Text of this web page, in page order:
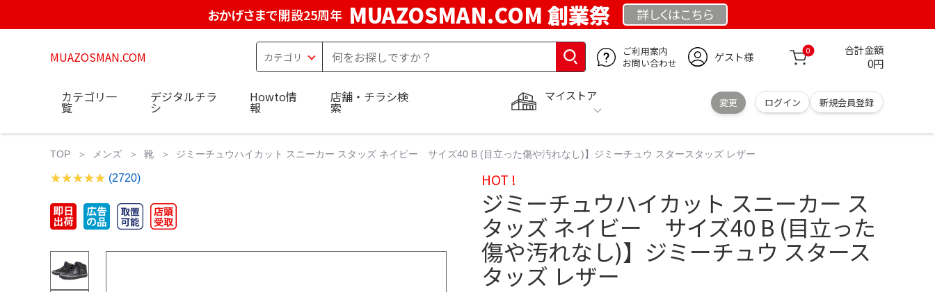
おかげさまで開設25周年 MUAZOSMAN.COM 創業祭 詳しくはこちら
MUAZOSMAN.COM
ご利用案内
お問い合わせ
ゲスト様 0 合計金額
0円
マイストア
変更 ログイン 新規会員登録
カテゴリ一
覧
デジタルチラ
シ
Howto情
報
店舗・チラシ検
索
TOP メンズ 靴 ジミーチュウハイカット スニーカー スタッズ ネイビー サイズ40 B (目立った傷や汚れなし)】ジミーチュウ スタースタッズ レザー
(2720) HOT !
ジミーチュウハイカット スニーカー ス
タッズ ネイビー サイズ40 B (目立った
傷や汚れなし)】ジミーチュウ スタース
タッズ レザー